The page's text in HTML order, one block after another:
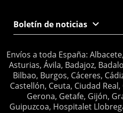
Boletín de noticias
Envíos a toda España:
Asturias, Ávila, Badajoz,
Bilbao, Burgos, Cáceres,
Castellón, Ceuta, Ciudad
Gerona, Getafe, Gijón,
Guipuzcoa, Hospitalet